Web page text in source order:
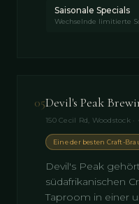
Saisonale Specials
Wechselnde limitierte
05Devil's Peak
150 Cecil Rd, Woodstock ·
Eine der besten Craft-
Devil's Peak
südafrikanischen
Taproom in einer